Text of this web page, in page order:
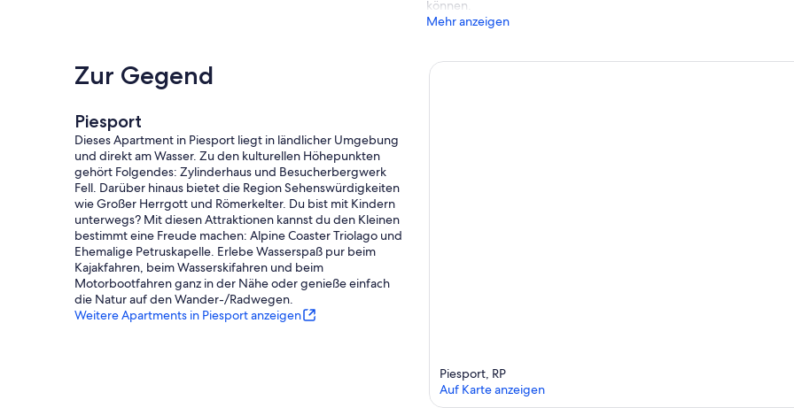
können.
Mehr anzeigen
Zur Gegend
Piesport
Dieses Apartment in Piesport liegt in ländlicher Umgebung
und direkt am Wasser. Zu den kulturellen Höhepunkten
gehört Folgendes: Zylinderhaus und Besucherbergwerk
Fell. Darüber hinaus bietet die Region Sehenswürdigkeiten
wie Großer Herrgott und Römerkelter. Du bist mit Kindern
unterwegs? Mit diesen Attraktionen kannst du den Kleinen
bestimmt eine Freude machen: Alpine Coaster Triolago und
Ehemalige Petruskapelle. Erlebe Wasserspaß pur beim
Kajakfahren, beim Wasserskifahren und beim
Motorbootfahren ganz in der Nähe oder genieße einfach
die Natur auf den Wander-/Radwegen.
Weitere Apartments in Piesport anzeigen
Piesport, RP
Auf Karte anzeigen